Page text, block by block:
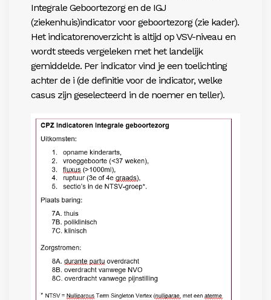
Integrale Geboortezorg en de IGJ
(ziekenhuis)indicator voor geboortezorg (zie kader).
Het indicatorenoverzicht is altijd op VSV-niveau en
wordt steeds vergeleken met het landelijk
gemiddelde. Per indicator vind je een toelichting
achter de i (de definitie voor de indicator, welke
casus zijn geselecteerd in de noemer en teller).